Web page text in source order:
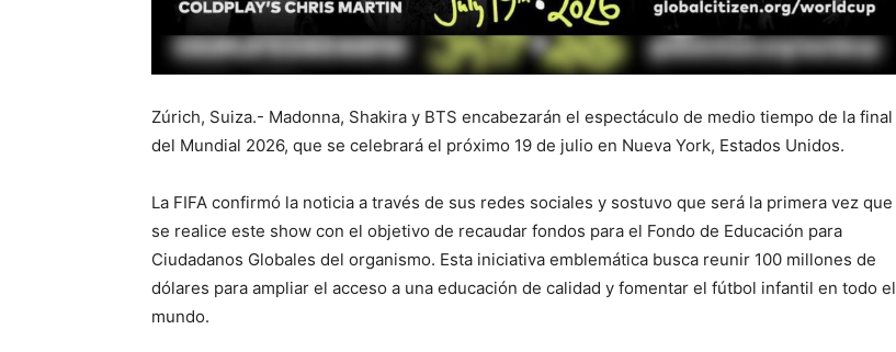
Zúrich, Suiza.- Madonna, Shakira y BTS encabezarán el espectáculo de medio tiempo de la final
del Mundial 2026, que se celebrará el próximo 19 de julio en Nueva York, Estados Unidos.
La FIFA confirmó la noticia a través de sus redes sociales y sostuvo que será la primera vez que
se realice este show con el objetivo de recaudar fondos para el Fondo de Educación para
Ciudadanos Globales del organismo. Esta iniciativa emblemática busca reunir 100 millones de
dólares para ampliar el acceso a una educación de calidad y fomentar el fútbol infantil en todo el
mundo.